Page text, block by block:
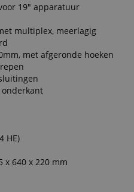
19" apparatuur
multiplex, meerlagig
met afgeronde hoeken
HE)
x 640 x 220 mm